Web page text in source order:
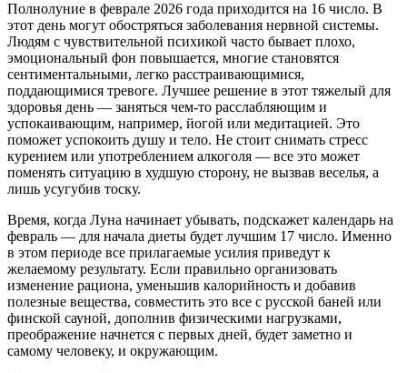
Полнолуние в феврале 2026 года приходится на 16 число. В
этот день могут обостряться заболевания нервной системы.
Людям с чувствительной психикой часто бывает плохо,
эмоциональный фон повышается, многие становятся
сентиментальными, легко расстраивающимися,
поддающимися тревоге. Лучшее решение в этот тяжелый для
здоровья день — заняться чем-то расслабляющим и
успокаивающим, например, йогой или медитацией. Это
поможет успокоить душу и тело. Не стоит снимать стресс
курением или употреблением алкоголя — все это может
поменять ситуацию в худшую сторону, не вызвав веселья, а
лишь усугубив тоску.
Время, когда Луна начинает убывать, подскажет календарь на
февраль — для начала диеты будет лучшим 17 число. Именно
в этом периоде все прилагаемые усилия приведут к
желаемому результату. Если правильно организовать
изменение рациона, уменьшив калорийность и добавив
полезные вещества, совместить это все с русской баней или
финской сауной, дополнив физическими нагрузками,
преображение начнется с первых дней, будет заметно и
самому человеку, и окружающим.